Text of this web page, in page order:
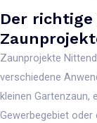
Der
Zaunprojekte
verschiedene
kleinen
Gewerbegebiet